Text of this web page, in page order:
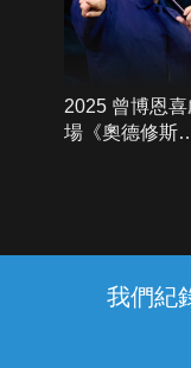
我們紀
2025 曾博恩
場《奧德修斯